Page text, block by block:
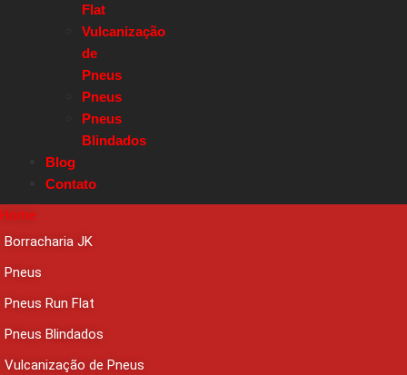
Flat
Vulcanização
de
Pneus
Pneus
Pneus
Blindados
Blog
Contato
Home
Borracharia JK
Pneus
Pneus Run Flat
Pneus Blindados
Vulcanização de Pneus